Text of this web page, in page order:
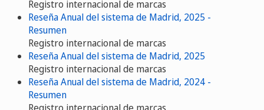
Registro internacional de marcas
Reseña Anual del sistema de Madrid, 2025 -
Resumen
Registro internacional de marcas
Reseña Anual del sistema de Madrid, 2025
Registro internacional de marcas
Reseña Anual del sistema de Madrid, 2024 -
Resumen
Registro internacional de marcas